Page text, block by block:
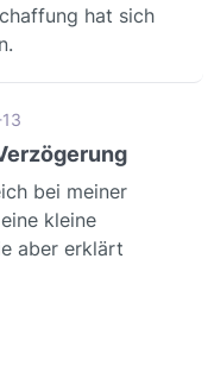
hat sich
4 von 5 Sternen
bei meiner
kleine
aber erklärt